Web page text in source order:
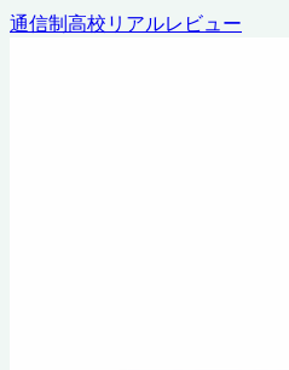
通信制高校リアルレビュー